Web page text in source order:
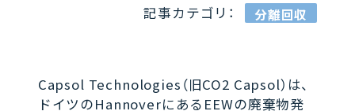
記事カテゴリ： 分離回収
Capsol Technologies（旧CO2 Capsol）は、
ドイツのHannoverにあるEEWの廃棄物発